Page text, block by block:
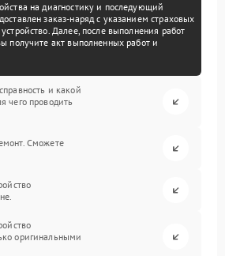
на диагностику и последующий
заказ-наряд с указанием страховых
Далее, после выполнения работ
получите акт выполненных работ и
и какой
чего проводить
Сможете
оригинальными